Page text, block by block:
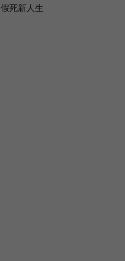
假死新人生